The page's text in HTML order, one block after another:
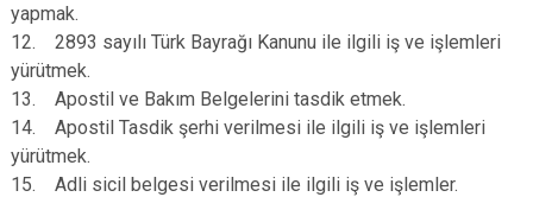
yapmak.
12. 2893 sayılı Türk Bayrağı Kanunu ile ilgili iş ve işlemleri
yürütmek.
13. Apostil ve Bakım Belgelerini tasdik etmek.
14. Apostil Tasdik şerhi verilmesi ile ilgili iş ve işlemleri
yürütmek.
15. Adli sicil belgesi verilmesi ile ilgili iş ve işlemler.